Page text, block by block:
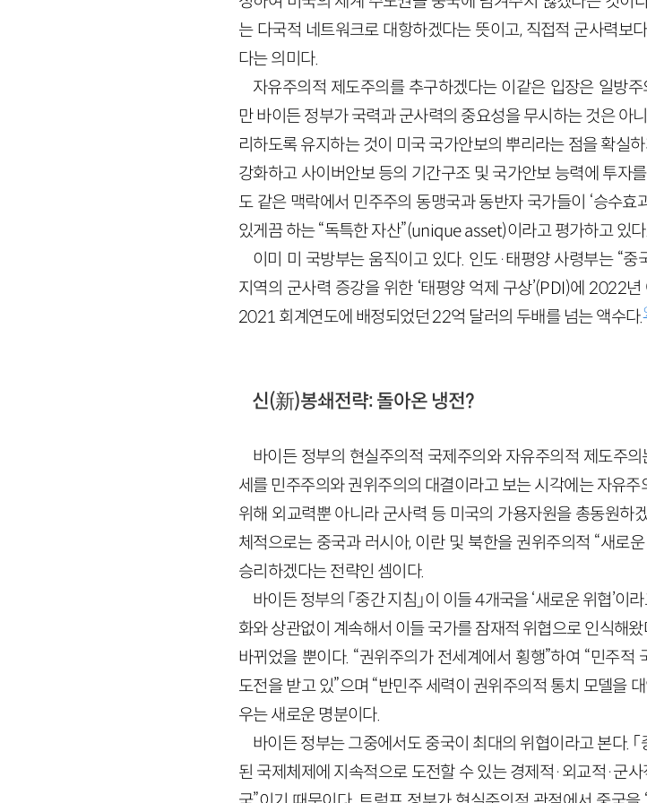
는 다국적 네트워크로 대항하겠다는 뜻이고, 직접적 군사력보
다는 의미다.
자유주의적 제도주의를 추구하겠다는 이같은 입장은 일방
만 바이든 정부가 국력과 군사력의 중요성을 무시하는 것은 아
리하도록 유지하는 것이 미국 국가안보의 뿌리라는 점을 확실
강화하고 사이버안보 등의 기간구조 및 국가안보 능력에 투자
도 같은 맥락에서 민주주의 동맹국과 동반자 국가들이 ‘승수
있게끔 하는 “독특한 자산”(unique asset)이라고 평가하고 있다.
이미 미 국방부는 움직이고 있다. 인도·태평양 사령부는 “중
지역의 군사력 증강을 위한 ‘태평양 억제 구상’(PDI)에 2022
2021 회계연도에 배정되었던 22억 달러의 두배를 넘는 액수다.
신(新)봉쇄전략: 돌아온 냉전?
바이든 정부의 현실주의적 국제주의와 자유주의적 제도주
세를 민주주의와 권위주의의 대결이라고 보는 시각에는 자유
위해 외교력뿐 아니라 군사력 등 미국의 가용자원을 총동원하
체적으로는 중국과 러시아, 이란 및 북한을 권위주의적 “새로
승리하겠다는 전략인 셈이다.
바이든 정부의 「중간 지침」이 이들 4개국을 ‘새로운 위협’
화와 상관없이 계속해서 이들 국가를 잠재적 위협으로 인식해
바뀌었을 뿐이다. “권위주의가 전세계에서 횡행”하여 “민주
도전을 받고 있”으며 “반민주 세력이 권위주의적 통치 모델을
우는 새로운 명분이다.
바이든 정부는 그중에서도 중국이 최대의 위협이라고 본다.
된 국제체제에 지속적으로 도전할 수 있는 경제적·외교적·군